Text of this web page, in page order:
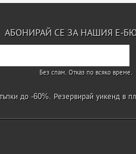
АБОНИРАЙ СЕ ЗА НАШИЯ Е-
Без спам. Отказ по всяко време.
до -60%. Резервирай уикенд в